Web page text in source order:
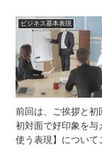
ビジネス基本表現
前回は、ご挨拶と初
初対面で好印象を
使う表現】について